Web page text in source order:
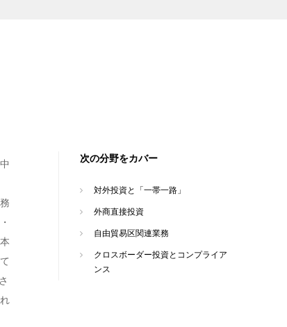
次の分野をカバー
対外投資と「一帯一路」
外商直接投資
自由貿易区関連業務
クロスボーダー投資とコンプライア
ンス